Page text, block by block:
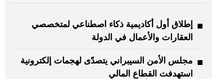
إطلاق أول أكاديمية ذكاء اصطناعي لمتخصصي
العقارات والأعمال في الدولة
مجلس الأمن السيبراني يتصدّى لهجمات إلكترونية
استهدفت القطاع المالي